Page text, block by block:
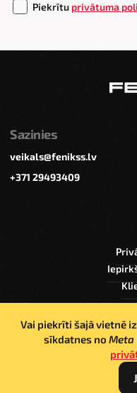
Piekrītu privātuma
Sazinies
veikals@fenikss.lv
+371 29493409
© Sia Alfor 2026.
Vai piekrīti šajā vietnē
sīkdatnes no Meta